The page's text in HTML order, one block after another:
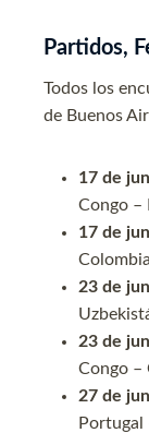
Partidos,
Todos los
de Buenos
17 de
Congo –
17 de
23 de
23 de
Congo –
27 de
Portugal